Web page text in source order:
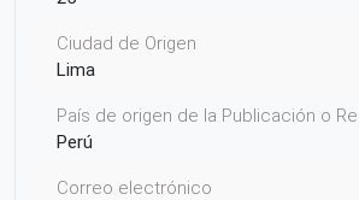
Ciudad de Origen
Lima
País de origen de la Publicación o
Perú
Correo electrónico